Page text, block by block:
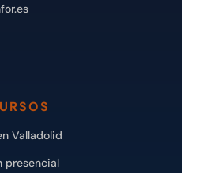
Valladolid
presencial